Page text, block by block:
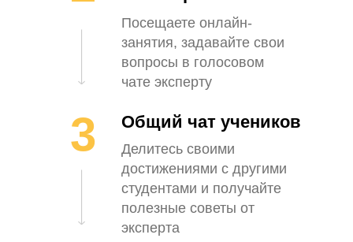
Общий чат учеников
3
Посещаете онлайн-
занятия, задавайте свои
вопросы в голосовом
чате эксперту
Делитесь своими
достижениями с другими
студентами и получайте
полезные советы от
эксперта